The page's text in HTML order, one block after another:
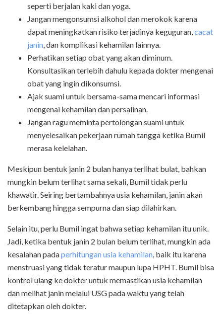
seperti berjalan kaki dan yoga.
Jangan mengonsumsi alkohol dan merokok karena
dapat meningkatkan risiko terjadinya keguguran,cacat
janin, dan komplikasi kehamilan lainnya.
Perhatikan setiap obat yang akan diminum.
Konsultasikan terlebih dahulu kepada dokter mengenai
obat yang ingin dikonsumsi.
Ajak suami untuk bersama-sama mencari informasi
mengenai kehamilan dan persalinan.
Jangan ragu meminta pertolongan suami untuk
menyelesaikan pekerjaan rumah tangga ketika Bumil
merasa kelelahan.
Meskipun bentuk janin 2 bulan hanya terlihat bulat, bahkan
mungkin belum terlihat sama sekali, Bumil tidak perlu
khawatir. Seiring bertambahnya usia kehamilan, janin akan
berkembang hingga sempurna dan siap dilahirkan.
Selain itu, perlu Bumil ingat bahwa setiap kehamilan itu unik.
Jadi, ketika bentuk janin 2 bulan belum terlihat, mungkin ada
kesalahan padaperhitungan usia kehamilan, baik itu karena
menstruasi yang tidak teratur maupun lupa HPHT. Bumil bisa
kontrol ulang ke dokter untuk memastikan usia kehamilan
dan melihat janin melalui USG pada waktu yang telah
ditetapkan oleh dokter.